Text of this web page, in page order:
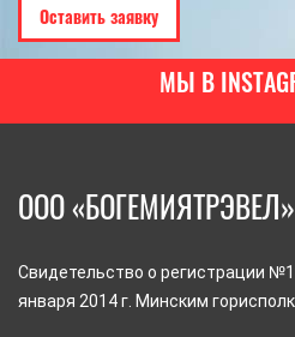
МЫ В
ООО «БОГЕМИЯТРЭВЕЛ»
Свидетельство о регистрации
января 2014 г. Минским